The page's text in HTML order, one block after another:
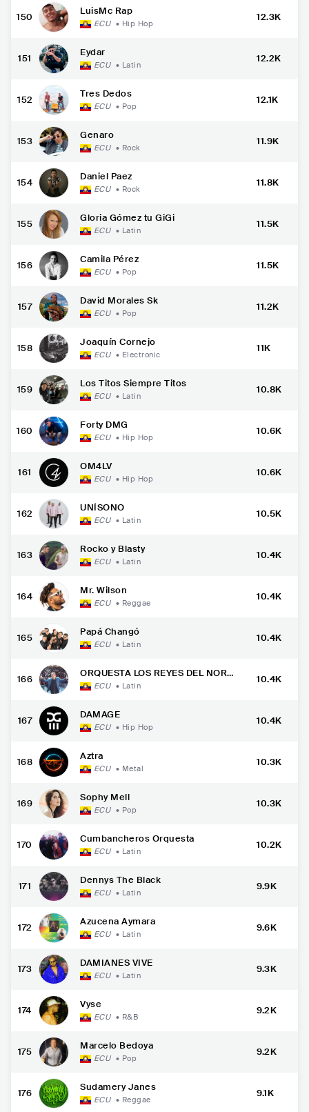
150
LuisMc Rap
ECU • Hip Hop
12.3K
151
Eydar
ECU • Latin
12.2K
152
Tres Dedos
ECU • Pop
12.1K
153
Genaro
ECU • Rock
11.9K
154
Daniel Paez
ECU • Rock
11.8K
155
Gloria Gómez tu GiGi
ECU • Latin
11.5K
156
Camila Pérez
ECU • Pop
11.5K
157
David Morales Sk
ECU • Pop
11.2K
158
Joaquín Cornejo
ECU • Electronic
11K
159
Los Titos Siempre Titos
ECU • Latin
10.8K
160
Forty DMG
ECU • Hip Hop
10.6K
161
OM4LV
ECU • Hip Hop
10.6K
162
UNÍSONO
ECU • Latin
10.5K
163
Rocko y Blasty
ECU • Latin
10.4K
164
Mr. Wilson
ECU • Reggae
10.4K
165
Papá Changó
ECU • Latin
10.4K
166
ORQUESTA LOS REYES DEL NORT
E ECU • Latin
10.4K
167
DAMAGE
ECU • Hip Hop
10.4K
168
Aztra
ECU • Metal
10.3K
169
Sophy Mell
ECU • Pop
10.3K
170
Cumbancheros Orquesta
ECU • Latin
10.2K
171
Dennys The Black
ECU • Latin
9.9K
172
Azucena Aymara
ECU • Latin
9.6K
173
DAMIANES VIVE
ECU • Latin
9.3K
174
Vyse
ECU • R&B
9.2K
175
Marcelo Bedoya
ECU • Pop
9.2K
176
Sudamery Janes
ECU • Reggae
9.1K